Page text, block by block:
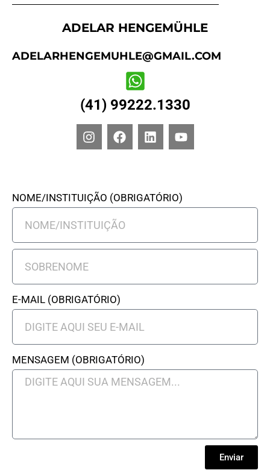
ADELAR HENGEMÜHLE
ADELARHENGEMUHLE@GMAIL.COM
(41) 99222.1330
I
N
G
R
A
M
F
A
O
O
K
L
I
D
I
Y
O
B
E
NOME/INSTITUIÇÃO (OBRIGATÓRIO)
E-MAIL (OBRIGATÓRIO)
MENSAGEM (OBRIGATÓRIO)
Enviar